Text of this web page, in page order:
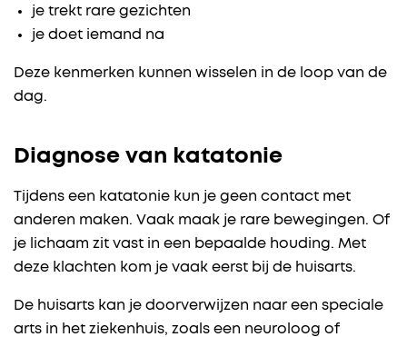
je trekt rare gezichten
je doet iemand na
Deze kenmerken kunnen wisselen in de loop van de
dag.
Diagnose van katatonie
Tijdens een katatonie kun je geen contact met
anderen maken. Vaak maak je rare bewegingen. Of
je lichaam zit vast in een bepaalde houding. Met
deze klachten kom je vaak eerst bij de huisarts.
De huisarts kan je doorverwijzen naar een speciale
arts in het ziekenhuis, zoals een neuroloog of